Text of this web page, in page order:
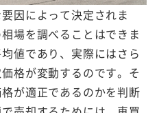
因によって決定されま
場を調べることはできま
値であり、実際にはさら
格が変動するのです。そ
が適正であるのかを判断